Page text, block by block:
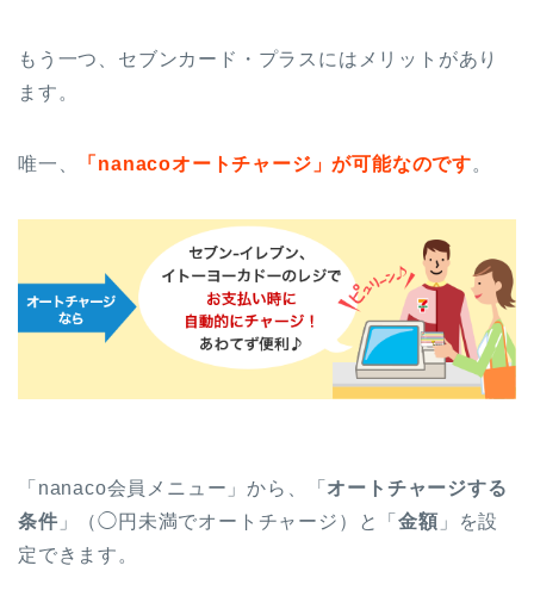
もう一つ、セブンカード・プラスにはメリットがあり
ます。
唯一、 「nanacoオートチャージ」が可能なのです。
「nanaco会員メニュー」から、「 オートチャージする
条件 」（◯円未満でオートチャージ）と「金額」を設
定できます。